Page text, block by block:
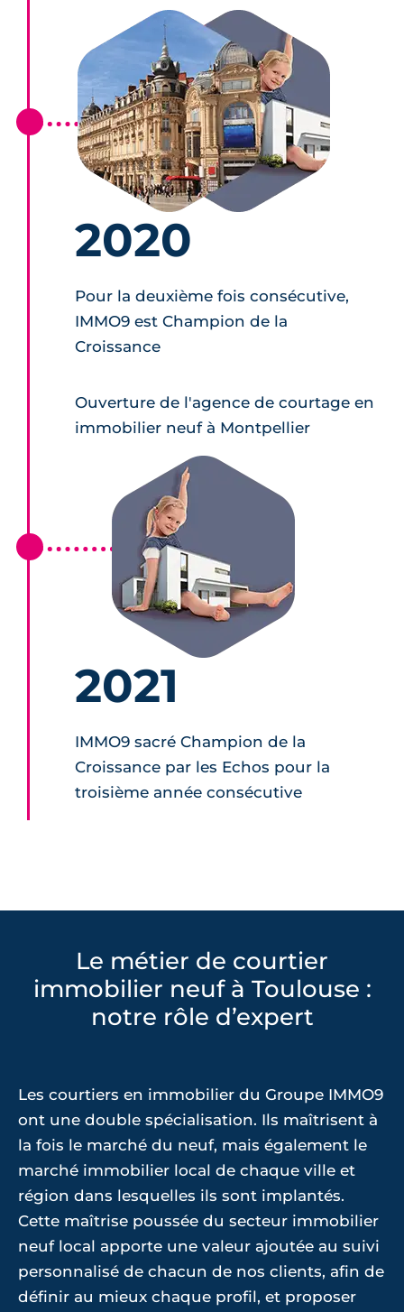
2020
Pour la deuxième fois consécutive,
IMMO9 est Champion de la
Croissance
Ouverture de l'agence de courtage en
immobilier neuf à Montpellier
2021
IMMO9 sacré Champion de la
Croissance par les Echos pour la
troisième année consécutive
Le métier de courtier
immobilier neuf à Toulouse :
notre rôle d’expert
Les courtiers en immobilier du Groupe IMMO9
ont une double spécialisation. Ils maîtrisent à
la fois le marché du neuf, mais également le
marché immobilier local de chaque ville et
région dans lesquelles ils sont implantés.
Cette maîtrise poussée du secteur immobilier
neuf local apporte une valeur ajoutée au suivi
personnalisé de chacun de nos clients, afin de
définir au mieux chaque profil, et proposer